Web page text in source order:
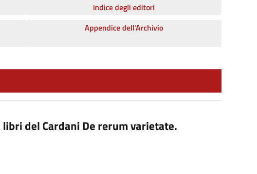
Indice degli editori
Appendice dell'Archivio
del Cardani De rerum varietate.